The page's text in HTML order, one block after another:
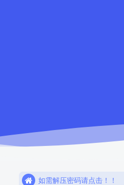
如需解压密码请点击！！
欢迎注册，限时赠送七天会
如需解压密码请点击！！